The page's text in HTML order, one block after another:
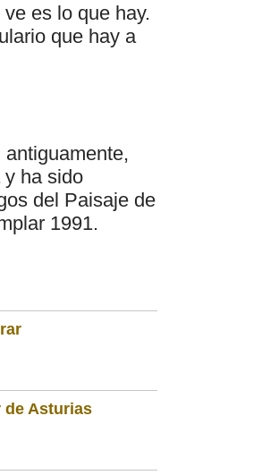
es lo que hay.
que hay a
y ha sido
del Paisaje de
1991.
de Asturias